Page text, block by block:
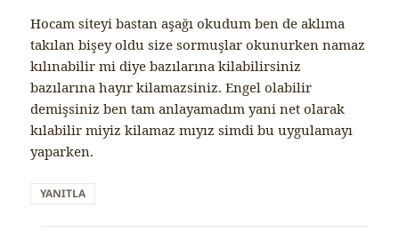
Hocam siteyi bastan aşağı okudum ben de aklıma
takılan bişey oldu size sormuşlar okunurken namaz
kılınabilir mi diye bazılarına kilabilirsiniz
bazılarına hayır kilamazsiniz. Engel olabilir
demişsiniz ben tam anlayamadım yani net olarak
kılabilir miyiz kilamaz mıyız simdi bu uygulamayı
yaparken.
YANITLA